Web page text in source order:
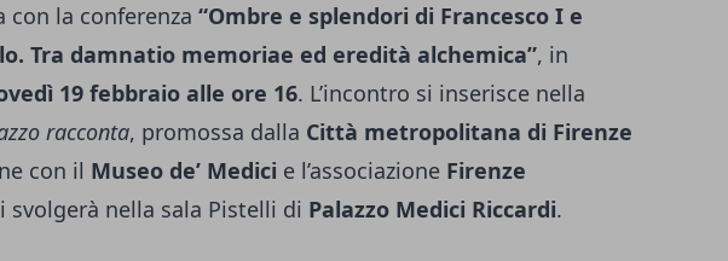
con la conferenza “Ombre e splendori di Francesco I e
Tra damnatio memoriae ed eredità alchemica”, in
19 febbraio alle ore 16. L’incontro si inserisce nella
racconta, promossa dalla Città metropolitana di Firenze
con il Museo de’ Medici e l’associazione Firenze
svolgerà nella sala Pistelli di Palazzo Medici Riccardi.